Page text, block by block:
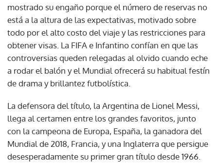
mostrado su engaño porque el número de reservas no
está a la altura de las expectativas, motivado sobre
todo por el alto costo del viaje y las restricciones para
obtener visas. La FIFA e Infantino confían en que las
controversias queden relegadas al olvido cuando eche
a rodar el balón y el Mundial ofrecerá su habitual festín
de drama y brillantez futbolística.
La defensora del título, la Argentina de Lionel Messi,
llega al certamen entre los grandes favoritos, junto
con la campeona de Europa, España, la ganadora del
Mundial de 2018, Francia, y una Inglaterra que persigue
desesperadamente su primer gran título desde 1966.